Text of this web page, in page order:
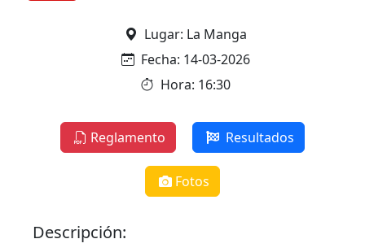
Lugar: La Manga
Fecha: 14-03-2026
Hora: 16:30
Reglamento Resultados
Fotos
Descripción: